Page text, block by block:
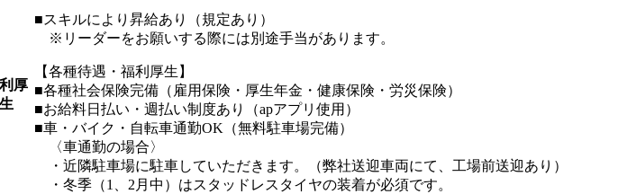
厚
生
■スキルにより昇給あり（規定あり）
※リーダーをお願いする際には別途手当があります。
【各種待遇・福利厚生】
■各種社会保険完備（雇用保険・厚生年金・健康保険・労災保険）
■お給料日払い・週払い制度あり（apアプリ使用）
■車・バイク・自転車通勤OK（無料駐車場完備）
〈車通勤の場合〉
・近隣駐車場に駐車していただきます。（弊社送迎車両にて、工場前送迎あり）
・冬季（1、2月中）はスタッドレスタイヤの装着が必須です。